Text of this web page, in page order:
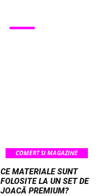
COMERT SI MAGAZINE
CE MATERIALE SUNT
FOLOSITE LA UN SET DE
JOACĂ PREMIUM?